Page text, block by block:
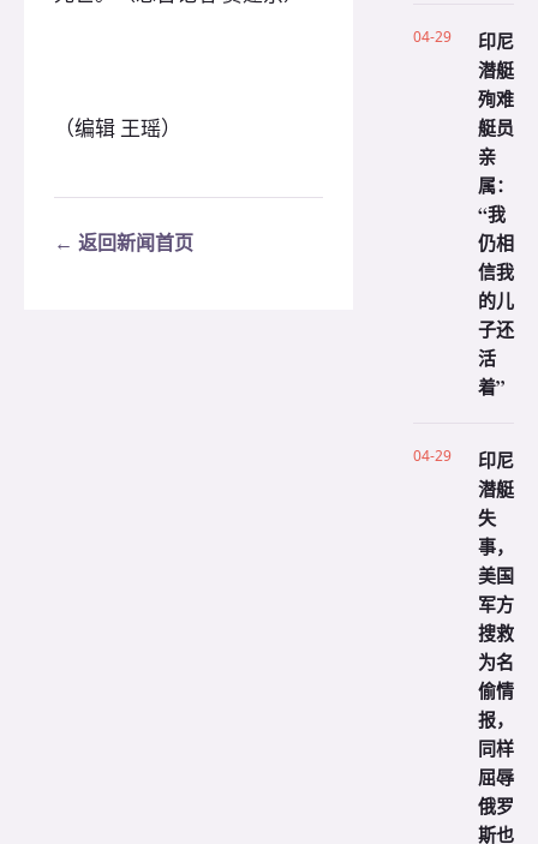
（编辑 王瑶）
← 返回新闻首页
04-29
印尼
潜艇
殉难
艇员
亲
属：
“我
仍相
信我
的儿
子还
活
着”
04-29
印尼
潜艇
失
事，
美国
军方
搜救
为名
偷情
报，
同样
屈辱
俄罗
斯也